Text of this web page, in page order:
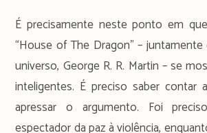
É precisamente neste ponto em
“House of The Dragon” –
universo, George R. R. Martin – se
inteligentes. É preciso saber contar
apressar o argumento. Foi
espectador da paz à violência,